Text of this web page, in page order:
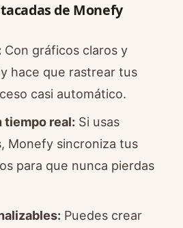
de Monefy
Con gráficos claros y
hace que rastrear tus
casi automático.
tiempo real: Si usas
Monefy sincroniza tus
para que nunca pierdas
Puedes crear